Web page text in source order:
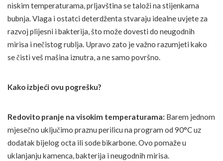
niskim temperaturama, prljavština se taloži na stijenkama
bubnja. Vlaga i ostatci deterdženta stvaraju idealne uvjete za
razvoj plijesni i bakterija, što može dovesti do neugodnih
mirisa i nečistog rublja. Upravo zato je važno razumjeti kako
se čisti veš mašina iznutra, a ne samo površno.
Kako izbjeći ovu pogrešku?
Redovito pranje na visokim temperaturama: Barem jednom
mjesečno uključimo praznu perilicu na program od 90°C uz
dodatak bijelog octa ili sode bikarbone. Ovo pomaže u
uklanjanju kamenca, bakterija i neugodnih mirisa.